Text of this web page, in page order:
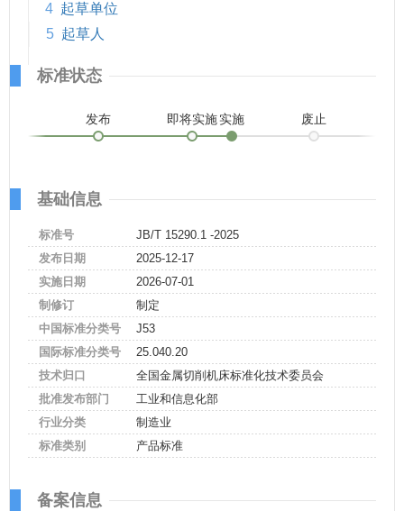
4 起草单位
5 起草人
标准状态
发布 即将实施实施 废止
基础信息
标准号
JB/T 15290.1 -2025
发布日期
2025-12-17
实施日期
2026-07-01
制修订
制定
中国标准分类号
J53
国际标准分类号
25.040.20
技术归口
全国金属切削机床标准化技术委员会
批准发布部门
工业和信息化部
行业分类
制造业
标准类别
产品标准
备案信息